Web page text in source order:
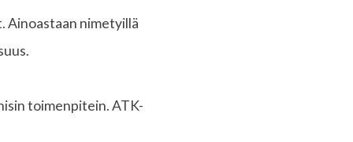
Ainoastaan nimetyillä
toimenpitein. ATK-